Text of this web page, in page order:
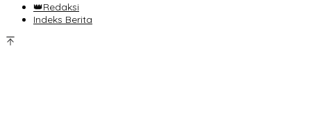
👑Redaksi
Indeks Berita